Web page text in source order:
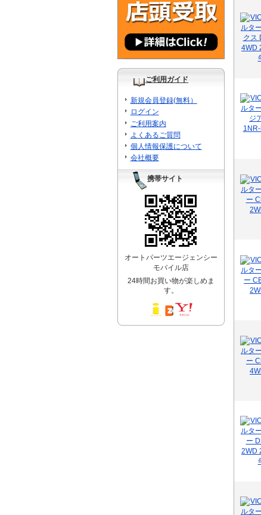
ご利用ガイド
新規会員登録(無料）
ログイン
ご利用案内
よくあるご質問
個人情報保護について
会社概要
携帯サイト
オートパーツエージェンシー
モバイル店
24時間お買い物が楽しめま
す。